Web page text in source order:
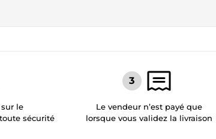
le
sécurité
Le vendeur n’est payé que
lorsque vous validez la livraison